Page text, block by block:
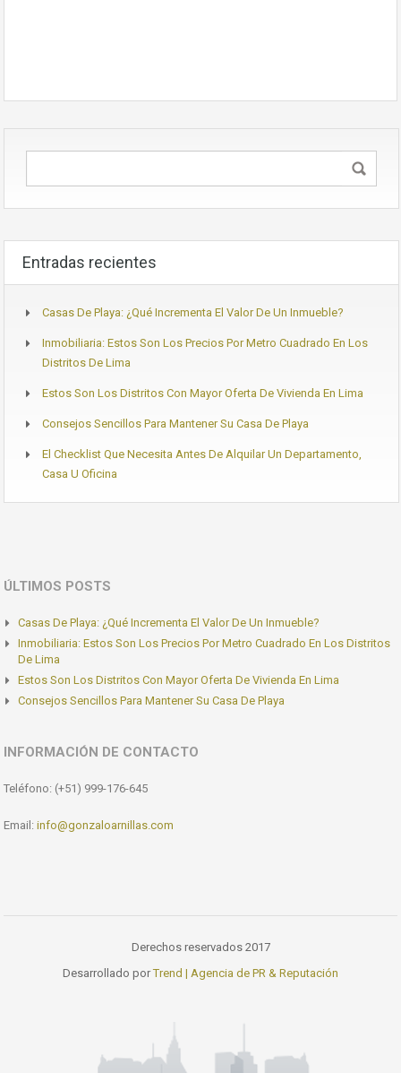
Entradas recientes
Casas De Playa: ¿Qué Incrementa El Valor De Un Inmueble?
Inmobiliaria: Estos Son Los Precios Por Metro Cuadrado En Los
Distritos De Lima
Estos Son Los Distritos Con Mayor Oferta De Vivienda En Lima
Consejos Sencillos Para Mantener Su Casa De Playa
El Checklist Que Necesita Antes De Alquilar Un Departamento,
Casa U Oficina
ÚLTIMOS POSTS
Casas De Playa: ¿Qué Incrementa El Valor De Un Inmueble?
Inmobiliaria: Estos Son Los Precios Por Metro Cuadrado En Los Distritos
De Lima
Estos Son Los Distritos Con Mayor Oferta De Vivienda En Lima
Consejos Sencillos Para Mantener Su Casa De Playa
INFORMACIÓN DE CONTACTO
Teléfono: (+51) 999-176-645
Email: info@gonzaloarnillas.com
Derechos reservados 2017
Desarrollado porTrend | Agencia de PR & Reputación